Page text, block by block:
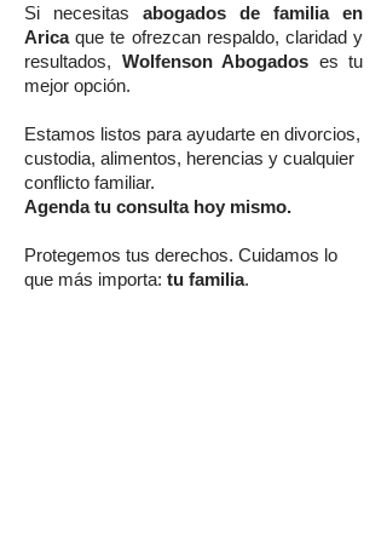
Si necesitas abogados de familia en
Aricaque te ofrezcan respaldo, claridad y
resultados, Wolfenson Abogados es tu
mejor opción.
Estamos listos para ayudarte en divorcios,
custodia, alimentos, herencias y cualquier
conflicto familiar.
Agenda tu consulta hoy mismo.
Protegemos tus derechos. Cuidamos lo
que más importa: tu familia.